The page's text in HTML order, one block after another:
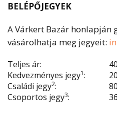
BELÉPŐJEGYEK
A Várkert Bazár honlapján
vásárolhatja meg jegyeit:
Teljes ár:
Kedvezményes jegy1:
Családi jegy2:
Csoportos jegy3: